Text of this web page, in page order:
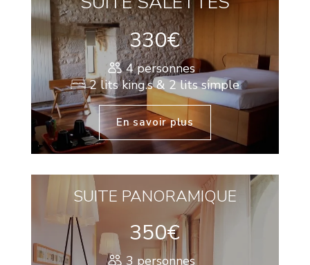
330€
4 personnes
2 lits king.s & 2 lits simple
En savoir plus
SUITE PANORAMIQUE
350€
3 personnes